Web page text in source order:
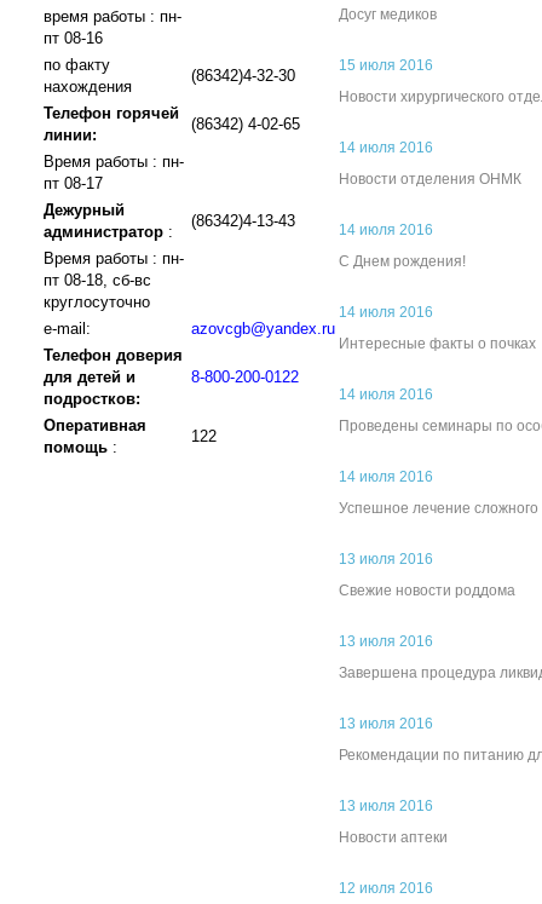
время работы : пн-
пт 08-16
по факту
нахождения
(86342)4-32-30
Телефон горячей
линии:
(86342) 4-02-65
Время работы : пн-
пт 08-17
Дежурный
администратор :
(86342)4-13-43
Время работы : пн-
пт 08-18, сб-вс
круглосуточно
e-mail:
azovcgb@yandex.ru
Телефон доверия
для детей и
подростков:
8-800-200-0122
Оперативная
помощь :
122
Досуг медиков
15 июля 2016
Новости хирургического
14 июля 2016
Новости отделения ОНМК
14 июля 2016
С Днем рождения!
14 июля 2016
Интересные факты о почках
14 июля 2016
Проведены семинары по
14 июля 2016
Успешное лечение сложного
13 июля 2016
Свежие новости роддома
13 июля 2016
Завершена процедура
13 июля 2016
Рекомендации по питанию
13 июля 2016
Новости аптеки
12 июля 2016